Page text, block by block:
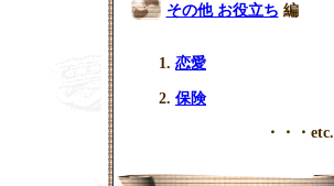
その他 お役立ち 編
恋愛
保険
・・・etc.